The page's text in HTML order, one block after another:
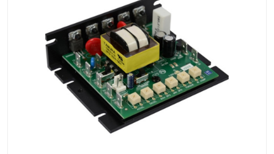
BISON GEAR DAYTON
LEESON ELECTRIC carlson制动器
MACH III离合器 CLEVELAND